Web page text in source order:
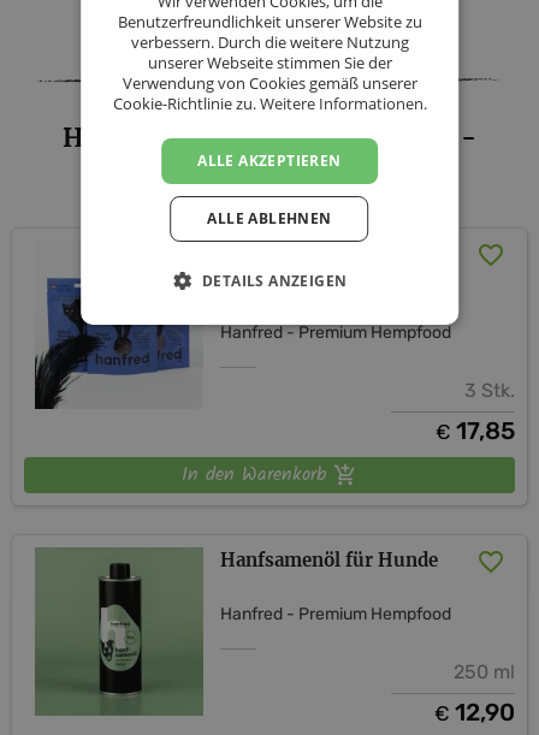
Facebook
TwitterMessenger
WhatsApp
LinkedIn
XING
Hanfred - Premium Hempfood -
Sortiment
Pack - á 45g
Hanfred - Premium Hempfood
3 Stk.
€ 17,85
In den Warenkorb
Hanfsamenöl für Hunde
Hanfred - Premium Hempfood
250 ml
€ 12,90
Benutzerfreundlichkeit unserer Website zu
verbessern. Durch die weitere Nutzung
unserer Webseite stimmen Sie der
Verwendung von Cookies gemäß unserer
Cookie-Richtlinie zu.Weitere Informationen.
ALLE AKZEPTIEREN
ALLE ABLEHNEN
DETAILS ANZEIGEN